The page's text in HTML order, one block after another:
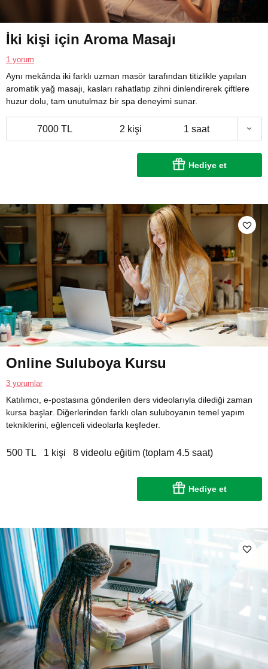
İki kişi için Aroma Masajı
1 yorum
Aynı mekânda iki farklı uzman masör tarafından titizlikle yapılan
aromatik yağ masajı, kasları rahatlatıp zihni dinlendirerek çiftlere
huzur dolu, tam unutulmaz bir spa deneyimi sunar.
7000 TL 2 kişi 1 saat
Hediye et
Online Suluboya Kursu
3 yorumlar
Katılımcı, e-postasına gönderilen ders videolarıyla dilediği zaman
kursa başlar. Diğerlerinden farklı olan suluboyanın temel yapım
tekniklerini, eğlenceli videolarla keşfeder.
500 TL 1 kişi 8 videolu eğitim (toplam 4.5 saat)
Hediye et